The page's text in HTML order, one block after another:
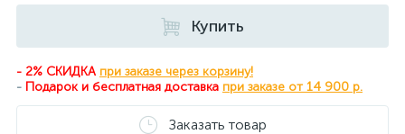
Купить
- 2% СКИДКА при заказе через корзину!
- Подарок и бесплатная доставка при заказе от 14 900 р.
Заказать товар